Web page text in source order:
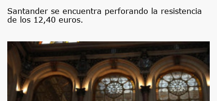
Santander se encuentra perforando la resistencia
de los 12,40 euros.